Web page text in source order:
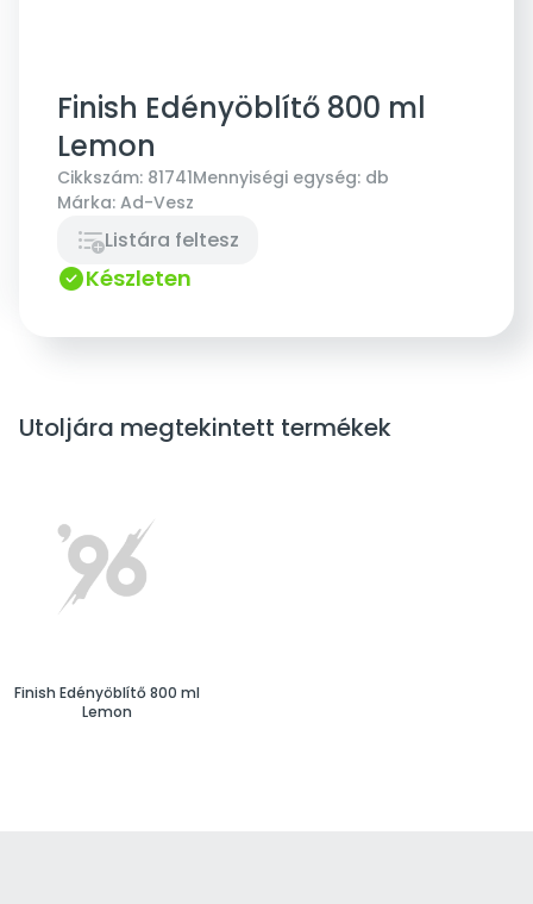
Finish Edényöblítő 800 ml
Lemon
Cikkszám: 81741Mennyiségi egység: db
Márka: Ad-Vesz
Listára feltesz
Készleten
Utoljára megtekintett termékek
Finish Edényöblítő 800 ml
Lemon